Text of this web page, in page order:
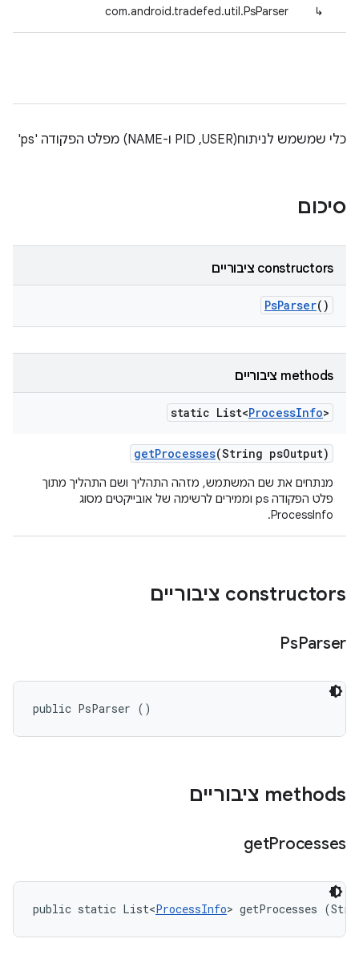
↳
com.android.tradefed.util.PsParser
כלי שמשמש לניתוח(USER,‏ PID ו-NAME) מפלט הפקודה 'ps'
סיכום
‫constructors ציבוריים
PsParser()
‫methods ציבוריים
static List<ProcessInfo>
getProcesses(String psOutput)
מנתחים את שם המשתמש, מזהה התהליך ושם התהליך מתוך
פלט הפקודה ps וממירים לרשימה של אובייקטים מסוג
ProcessInfo.
‫constructors ציבוריים
PsParser
public PsParser ()
‫methods ציבוריים
getProcesses
public static List<ProcessInfo> getProcesses